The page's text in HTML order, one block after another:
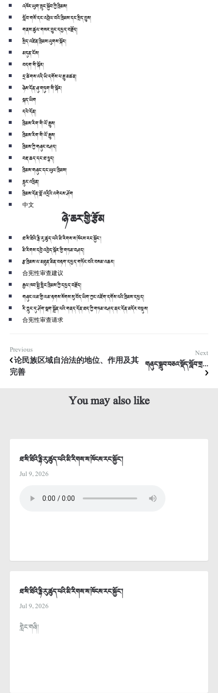
འཁོར་ཡུག་སྲུང་སྐྱོབ་ཀྱི་ཁྲིམས།
སློབ་གསོ་དང་འབྲེལ་བའི་ཁྲིམས་དང་སྲིད་བྱུས།
གནས་ཚུལ་གསར་བྱུང་དཔྱད་བརྗོད།
སྲིད་འཛིན་ཁྲིམས་ལུགས་སྐོར།
མདུན་ངོས།
བདག་གི་སྐོར།
དྲ་ཚིགས་འདི་ཡི་དགོས་པ་རྒྱུ་མཚན།
ཉེས་དོན་ཞུ་གཏུག་གི་སྐོར།
སྐད་ཡིག
དཔེ་དོན།
ཁྲིམས་རིག་གི་ལོ་རྒྱུས།
ཁྲིམས་རིག་གི་ལོ་རྒྱུས།
ཁྲིམས་ཀྱི་གཞུང་བཤད།
བརྡ་ཆད་དང་ཐ་སྙད།
ཁྲིམས་གཞུང་དང་ཡུལ་ཁྲིམས།
རླུང་འཕྲིན།
ཁྲིམས་དོན་བློ་འདྲིའི་འགེངས་ཤོག
中文
ཉེ་ཆར་གྱི་རྩོམ
ཐ་སི་ཐིའི་རྙི་རུ་ཚུད་པའི་མི་རིགས་ས་ཁོངས་རང་སྐྱོང་།
མི་རིགས་དབྱེ་འབྱེད་སྐོར་གྱི་གཏམ་བཤད།
རྩ་ཁྲིམས་ལ་མཐུན་མིན་བརྟག་དཔྱད་གཏོང་བའི་བསམ་འཆར།
合宪性审查建议
རྒྱལ་ཁབ་སྤྱི་གླིང་ཁྲིམས་ཀྱི་དཔྱད་བརྗོད།
གཞུང་ལམ་གྱི་ལམ་རྟགས་སོགས་སུ་བོད་ཡིག་ཀྱང་འཇོག་དགོས་པའི་ཁྲིམས་དཔྱད།
རི་ཀླུང་དུ་ཤོག་སྦག་སྒྲོན་པའི་གནད་དོན་ཐད་ཀྱི་གཏམ་བཤད་ནང་དོན་མདོར་བསྡུས།
合宪性审查请求
Previous
论民族区域自治法的地位、作用及其
完善
Next
གཞུང་སྒྲུབ་བཅའ་སྡོད་སློབ་གྲ...
You may also like
ཐ་སི་ཐིའི་རྙི་རུ་ཚུད་པའི་མི་རིགས་ས་ཁོངས་རང་སྐྱོང་།
Jul 9, 2026
ཐ་སི་ཐིའི་རྙི་རུ་ཚུད་པའི་མི་རིགས་ས་ཁོངས་རང་སྐྱོང་།
Jul 9, 2026
གླེང་གཞི།